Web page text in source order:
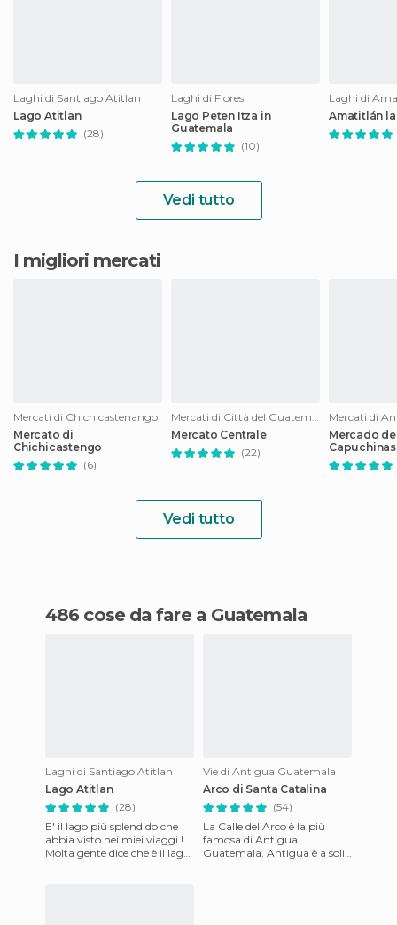
Laghi di Santiago Atitlan
Lago Atitlan
(28)
Laghi di Flores
Lago Peten Itza in
Guatemala
(10)
Laghi di
Amatitlán
Vedi tutto
I migliori mercati
Mercati di Chichicastenango
Mercato di
Chichicastengo
(6)
Mercati di Città del Guatemala
Mercato Centrale
(22)
Mercado
Guatemala
Vedi tutto
486 cose da fare a Guatemala
Laghi di Santiago Atitlan
Lago Atitlan
(28)
E' il lago più splendido che
abbia visto nei miei viaggi !
Molta gente dice che è il lago
Vie di Antigua Guatemala
Arco di Santa Catalina
(54)
La Calle del Arco è la più
famosa di Antigua
Guatemala. Antigua è a soli